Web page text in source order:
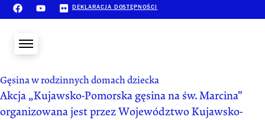
DEKLARACJA DOSTĘPNOŚCI
Gęsina w rodzinnych domach dziecka
Akcja „Kujawsko-Pomorska gęsina na św. Marcina”
organizowana jest przez Województwo Kujawsko-